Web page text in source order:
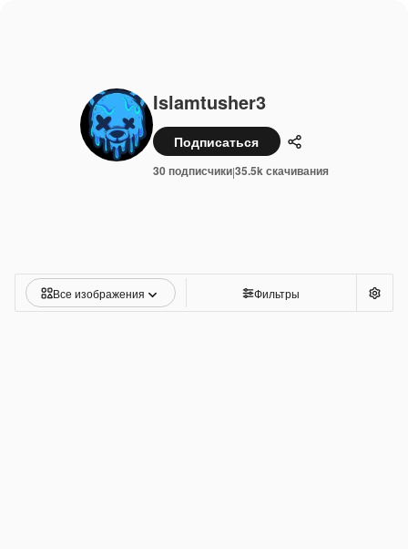
Islamtusher3
Подписаться Поделиться
30 подписчики|35.5k скачивания
Все изображения Фильтры